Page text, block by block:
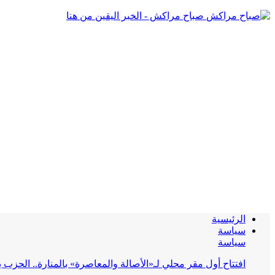
صباح مراكش - الخبر اليقين من هنا
الرئيسية
سياسة
سياسة
افتتاح أول مقر محلي لـ«الأصالة والمعاصرة» بالمنارة..